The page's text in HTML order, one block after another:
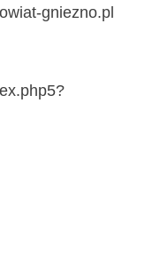
gniezno.pl